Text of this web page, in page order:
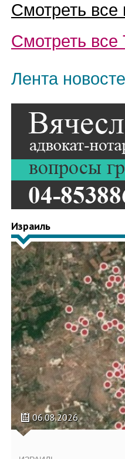
Смотреть все
Смотреть все
Лента
Израиль
06.08.2026